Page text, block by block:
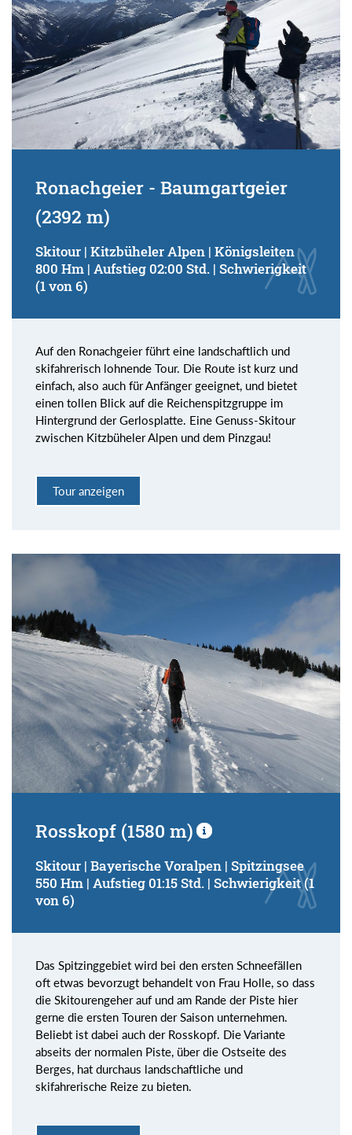
Ronachgeier - Baumgartgeier
(2392 m)
Skitour | Kitzbüheler Alpen | Königsleiten
800 Hm | Aufstieg 02:00 Std. | Schwierigkeit
(1 von 6)
Auf den Ronachgeier führt eine landschaftlich und
skifahrerisch lohnende Tour. Die Route ist kurz und
einfach, also auch für Anfänger geeignet, und bietet
einen tollen Blick auf die Reichenspitzgruppe im
Hintergrund der Gerlosplatte. Eine Genuss-Skitour
zwischen Kitzbüheler Alpen und dem Pinzgau!
Tour anzeigen
Rosskopf (1580 m)
Skitour | Bayerische Voralpen | Spitzingsee
550 Hm | Aufstieg 01:15 Std. | Schwierigkeit (1
von 6)
Das Spitzinggebiet wird bei den ersten Schneefällen
oft etwas bevorzugt behandelt von Frau Holle, so dass
die Skitourengeher auf und am Rande der Piste hier
gerne die ersten Touren der Saison unternehmen.
Beliebt ist dabei auch der Rosskopf. Die Variante
abseits der normalen Piste, über die Ostseite des
Berges, hat durchaus landschaftliche und
skifahrerische Reize zu bieten.